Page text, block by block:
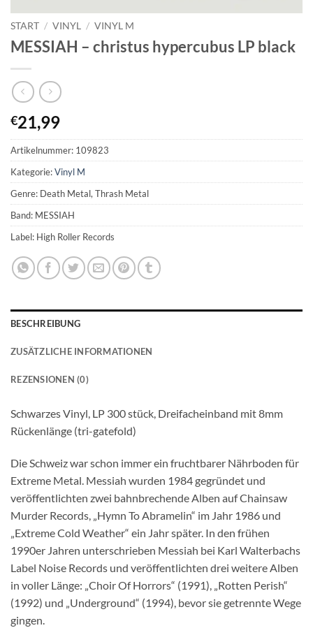
START / VINYL / VINYL M
MESSIAH – christus hypercubus LP black
€21,99
Artikelnummer: 109823
Kategorie:Vinyl M
Genre: Death Metal, Thrash Metal
Band: MESSIAH
Label: High Roller Records
BESCHREIBUNG
ZUSÄTZLICHE INFORMATIONEN
REZENSIONEN (0)
Schwarzes Vinyl, LP 300 stück, Dreifacheinband mit 8mm
Rückenlänge (tri-gatefold)
Die Schweiz war schon immer ein fruchtbarer Nährboden für
Extreme Metal. Messiah wurden 1984 gegründet und
veröffentlichten zwei bahnbrechende Alben auf Chainsaw
Murder Records, „Hymn To Abramelin“ im Jahr 1986 und
„Extreme Cold Weather“ ein Jahr später. In den frühen
1990er Jahren unterschrieben Messiah bei Karl Walterbachs
Label Noise Records und veröffentlichten drei weitere Alben
in voller Länge: „Choir Of Horrors“ (1991), „Rotten Perish“
(1992) und „Underground“ (1994), bevor sie getrennte Wege
gingen.